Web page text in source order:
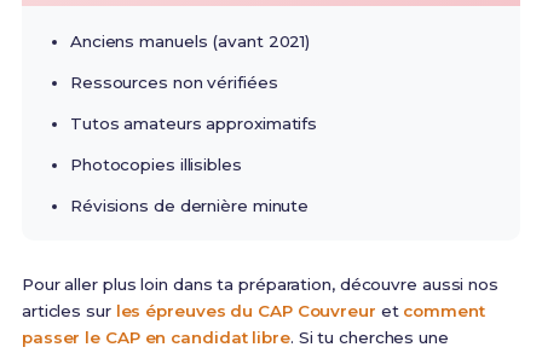
Anciens manuels (avant 2021)
Ressources non vérifiées
Tutos amateurs approximatifs
Photocopies illisibles
Révisions de dernière minute
Pour aller plus loin dans ta préparation, découvre aussi nos
articles sur les épreuves du CAP Couvreur et comment
passer le CAP en candidat libre. Si tu cherches une